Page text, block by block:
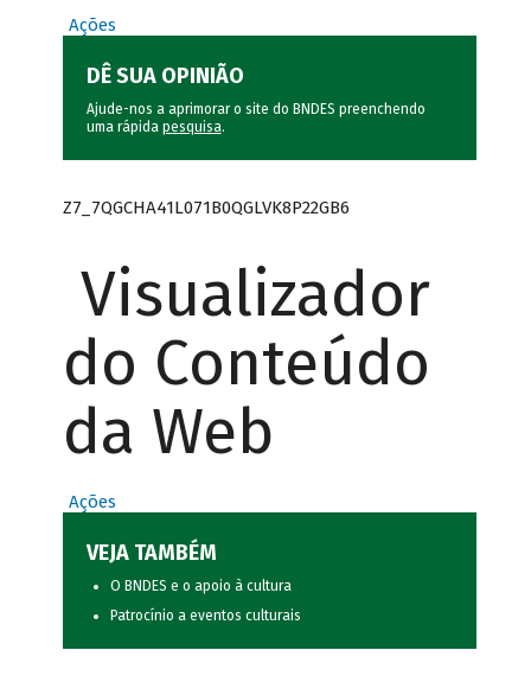
Ações
DÊ SUA OPINIÃO
Ajude-nos a aprimorar o site do BNDES preenchendo
uma rápida pesquisa.
Z7_7QGCHA41L071B0QGLVK8P22GB6
Visualizador
do Conteúdo
da Web
Ações
VEJA TAMBÉM
O BNDES e o apoio à cultura
Patrocínio a eventos culturais